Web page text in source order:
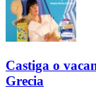
Castiga o
Grecia